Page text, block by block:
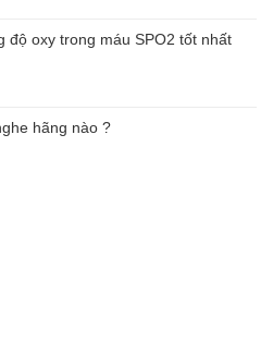
độ oxy trong máu SPO2 tốt nhất
hãng nào ?